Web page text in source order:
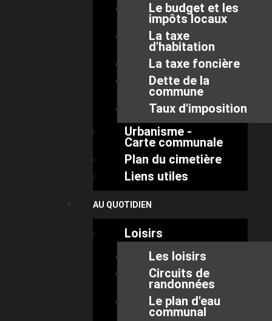
Le budget et les
impôts locaux
La taxe
d'habitation
La taxe foncière
Dette de la
commune
Taux d'imposition
Urbanisme -
Carte communale
Plan du cimetière
Liens utiles
AU QUOTIDIEN
Loisirs
Les loisirs
Circuits de
randonnées
Le plan d'eau
communal